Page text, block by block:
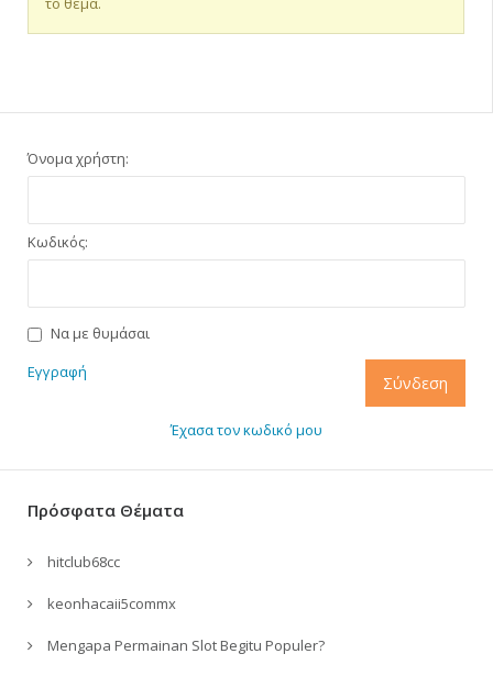
Όνομα χρήστη:
Κωδικός:
Να με θυμάσαι
Σύνδεση
Εγγραφή
Έχασα τον κωδικό μου
Πρόσφατα Θέματα
hitclub68cc
keonhacaii5commx
Mengapa Permainan Slot Begitu Populer?